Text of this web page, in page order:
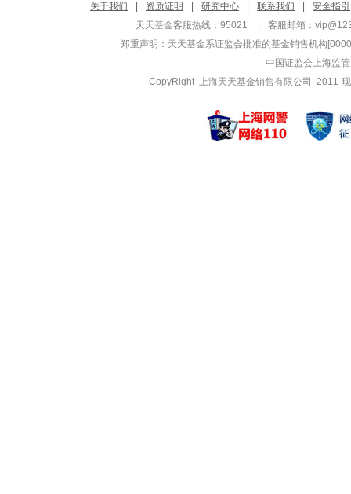
关于我们
资质证明 研究中心 联系我们
安全指引
天天基金客服热线：95021
客服邮箱：
郑重声明： 天天基金系证监会批准的基金销售机构
中国证监会上海监
CopyRight 上海天天基金销售有限公司 2011-